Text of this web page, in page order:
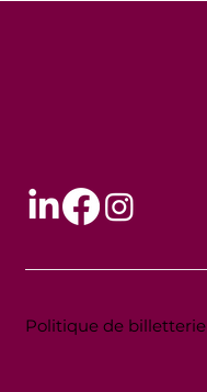
Politique de billetterie